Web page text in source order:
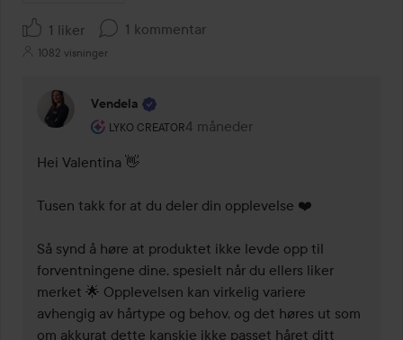
1 liker 1 kommentar
1082 visninger
Vendela
LYKO CREATOR
Brukerens rolle: Lyko Creator.
4 måneder
Kommentaren lades 4 måneder
Hei Valentina 👋
Tusen takk for at du deler din opplevelse ❤️
Så synd å høre at produktet ikke levde opp til
forventningene dine, spesielt når du ellers liker
merket 🌟 Opplevelsen kan virkelig variere
avhengig av hårtype og behov, og det høres ut som
om akkurat dette kanskje ikke passet håret ditt